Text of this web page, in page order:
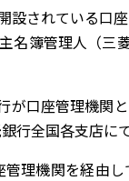
されている口
名簿管理人（三
口座管理機関
全国各支店に
理機関を経由